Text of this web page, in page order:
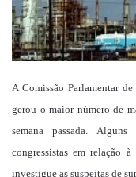
A Comissão Parlamentar
gerou o maior número de
semana passada.
congressistas em relação
investigue as suspeitas de